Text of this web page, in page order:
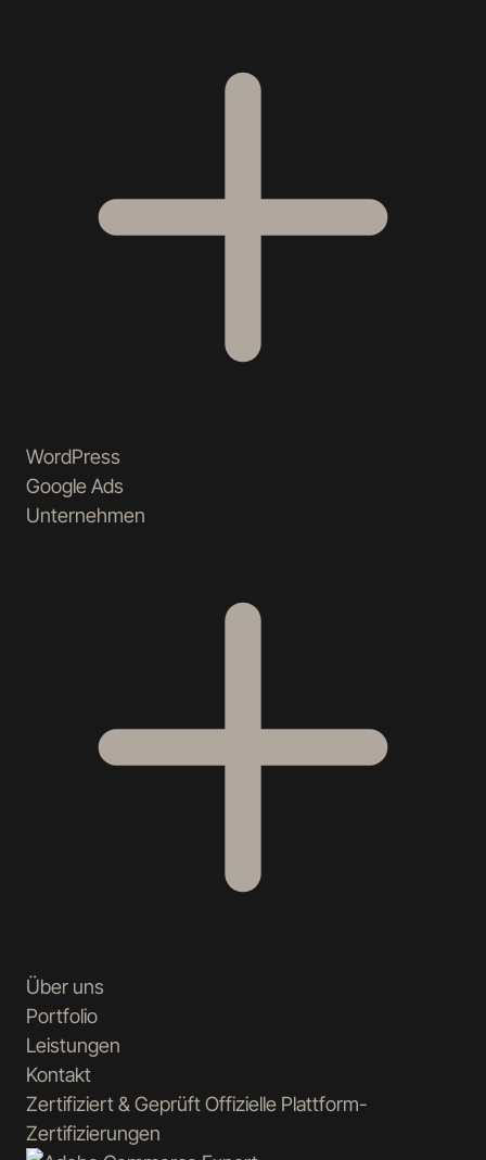
WordPress
Google Ads
Unternehmen
Über uns
Portfolio
Leistungen
Kontakt
Zertifiziert & GeprüftOffizielle Plattform-
Zertifizierungen